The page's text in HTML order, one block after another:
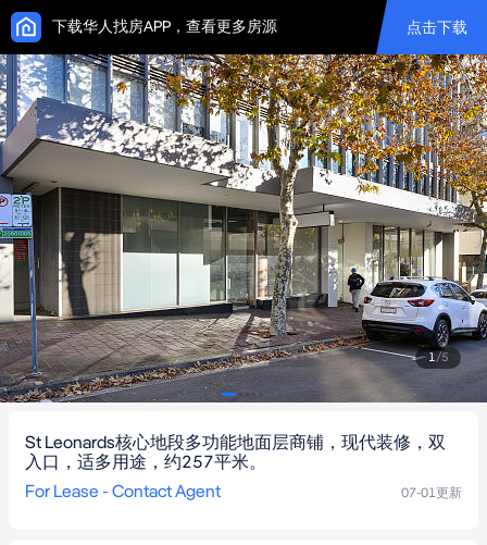
下载华人找房APP，查看更多房源 点击下载
1/5
St Leonards核心地段多功能地面层商铺，现代装修，双
入口，适多用途，约257平米。
For Lease - Contact Agent
07-01更新